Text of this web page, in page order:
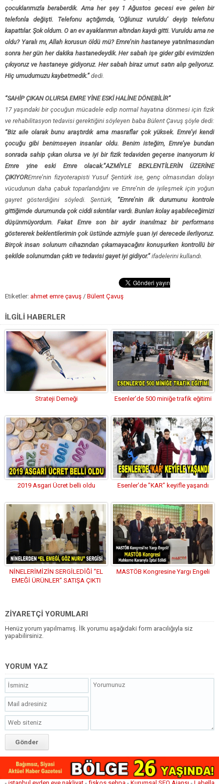
çocuklarımızla beraberdik. Ama her şey 1 Ağustos gecesi eve gelen bir
telefonla değişti. Telefonu açtığımda, ‘Oğlunuz vuruldu’ deyip telefonu
kapattılar. Şok oldum. O an ev ayaklarımın altından kaydı gitti. Vuruldu ama ne
oldu? Yaralı mı, Allah korusun öldü mü? Emre’nin hastaneye yatırılmasından
sonra her gün her dakika hastanedeydik. Her sabah işe gider gibi evimizden
çıkıyoruz ve hastaneye gidiyoruz. Her sabah biraz umut satın alıp geliyoruz.
Hiç umudumuzu kaybetmedik.”dedi.
“SAHİP ÇIKAN OLURSA EMRE YİNE ESKİ HALİNE DÖNEBİLİR”
17 yaşındaki bir çocuğun mücadele edip normal hayatına dönmesi için fizik
ve rehabilitasyon tedavisi gerektiğini söyleyen baba Bülent Çavuş şöyle dedi:
“Biz aile olarak bunu araştırdık ama masraflar çok yüksek. Emre’yi kendi
çocuğu gibi benimseyen insanlar oldu. Benim isteğim, Emre’ye bundan
sonrada sahip çıkan olursa ve iyi bir fizik tedaviden geçerse inanıyorum ki
Emre yine eski Emre olacak.”AZMİYLE BEKLENTİLERİN ÜZERİNE
ÇIKIYOREmre’nin fizyoterapisti Yusuf Şentürk ise, genç olmasından dolayı
vücudunun daha çabuk toparlandığını ve Emre’nin de iyileşmek için yoğun
gayret gösterdiğini söyledi. Şentürk, “Emre’nin ilk durumunu kontrole
gittiğimde durumunda çok ciddi sıkıntılar vardı. Bunları kolay aşabileceğimizi
düşünmüyordum. Fakat Emre son bir aydır inanılmaz bir performans
göstererek beklentilerimin çok üstünde azmiyle şuan iyi derecede ilerliyoruz.
Birçok insan solunum cihazından çıkamayacağını konuşurken kontrollü bir
şekilde solunumdan çıktı ve tedavisi gayet iyi gidiyor.”ifadelerini kullandı.
Etiketler: ahmet emre çavuş / Bülent Çavuş
İLGİLİ HABERLER
Strateji Derneği Esenler’de 500 miniğe trafik eğitimi
2019 Asgari Ücret belli oldu Esenler’de ”KAR” keyifle yaşandı
NİNELERİMİZİN SERGİLEDİĞİ ”EL
EMEĞİ ÜRÜNLER” SATIŞA ÇIKTI
MASTÖB Kongresine Yargı Engeli
ZİYARETÇİ YORUMLARI
Henüz yorum yapılmamış. İlk yorumu aşağıdaki form aracılığıyla siz
yapabilirsiniz.
YORUM YAZ